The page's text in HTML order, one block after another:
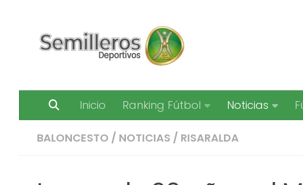
Inicio Ranking Fútbol Noticias
BALONCESTO / NOTICIAS / RISARALDA